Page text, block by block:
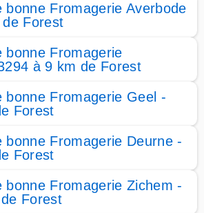
bonne Fromagerie Averbode
Forest
bonne Fromagerie
à 9 km de Forest
bonne Fromagerie Geel -
Forest
bonne Fromagerie Deurne -
Forest
bonne Fromagerie Zichem -
Forest